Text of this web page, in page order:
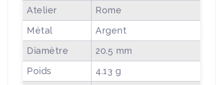
Atelier
Rome
Métal
Argent
Diamètre
20.5 mm
Poids
4.13 g